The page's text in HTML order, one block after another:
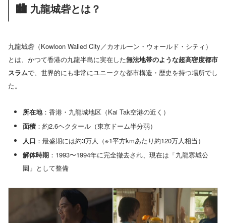
🏙 九龍城砦とは？
九龍城砦（Kowloon Walled City／カオルーン・ウォールド・シティ）
とは、かつて香港の九龍半島に実在した無法地帯のような超高密度都市
スラムで、世界的にも非常にユニークな都市構造・歴史を持つ場所でし
た。
所在地：香港・九龍城地区（Kai Tak空港の近く）
面積：約2.6ヘクタール（東京ドーム半分弱）
人口 ：最盛期には約3万人（※1平方kmあたり約120万人相当）
解体時期：1993〜1994年に完全撤去され、現在は「九龍寨城公
園」として整備